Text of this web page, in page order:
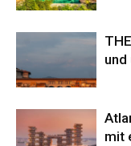
mit